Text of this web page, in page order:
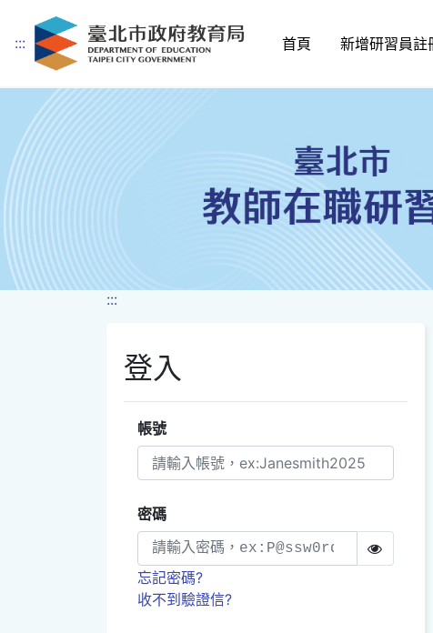
跳到主要內容
::: 首頁 新增研習員註
:::
登入
帳號
密碼
忘記密碼?
收不到驗證信?